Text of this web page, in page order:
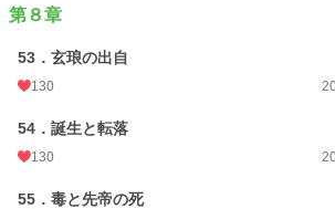
第８章
53．玄琅の出自
130
54．誕生と転落
130
55．毒と先帝の死